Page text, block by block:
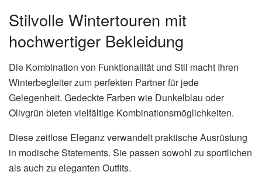
Stilvolle Wintertouren mit
hochwertiger Bekleidung
Die Kombination von Funktionalität und Stil macht Ihren
Winterbegleiter zum perfekten Partner für jede
Gelegenheit. Gedeckte Farben wie Dunkelblau oder
Olivgrün bieten vielfältige Kombinationsmöglichkeiten.
Diese zeitlose Eleganz verwandelt praktische Ausrüstung
in modische Statements. Sie passen sowohl zu sportlichen
als auch zu eleganten Outfits.